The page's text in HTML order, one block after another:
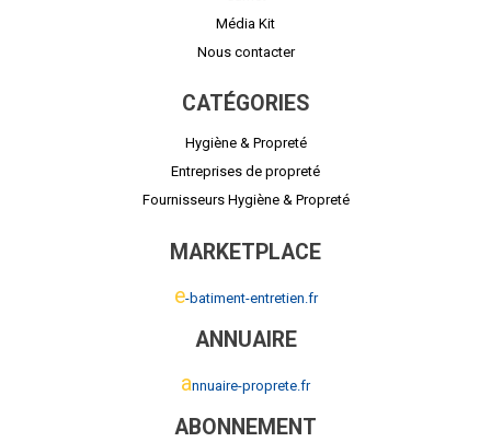
Média Kit
Nous contacter
CATÉGORIES
Hygiène & Propreté
Entreprises de propreté
Fournisseurs Hygiène & Propreté
MARKETPLACE
e-batiment-entretien.fr
ANNUAIRE
annuaire-proprete.fr
ABONNEMENT